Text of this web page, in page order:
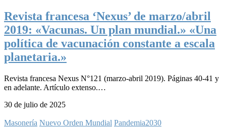
Revista francesa ‘Nexus’ de marzo/abril
2019: «Vacunas. Un plan mundial.» «Una
política de vacunación constante a escala
planetaria.»
Revista francesa Nexus N°121 (marzo-abril 2019). Páginas 40-41 y
en adelante. Artículo extenso.…
30 de julio de 2025
Masonería Nuevo Orden Mundial Pandemia2030